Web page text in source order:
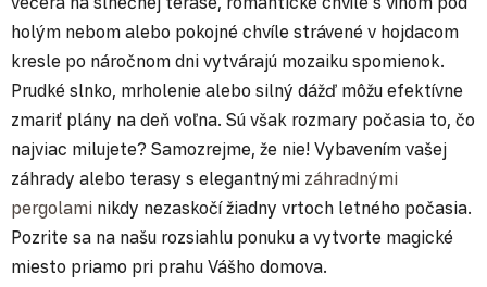
holým nebom alebo pokojné chvíle strávené v hojdacom
kresle po náročnom dni vytvárajú mozaiku spomienok.
Prudké slnko, mrholenie alebo silný dážď môžu efektívne
zmariť plány na deň voľna. Sú však rozmary počasia to, čo
najviac milujete? Samozrejme, že nie! Vybavením vašej
záhrady alebo terasy s elegantnými záhradnými
pergolami nikdy nezaskočí žiadny vrtoch letného počasia.
Pozrite sa na našu rozsiahlu ponuku a vytvorte magické
miesto priamo pri prahu Vášho domova.